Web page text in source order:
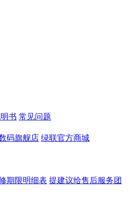
书 常见问题
码旗舰店 绿联官方商城
期限明细表 提建议给售后服务团